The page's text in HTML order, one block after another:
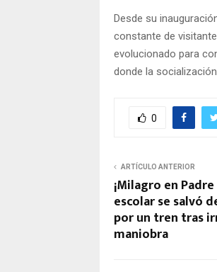
Desde su
constante de
evolucionado para
donde la
0
ARTÍCULO ANTERIOR
¡Milagro en
escolar se salvó
por un tren tras
maniobra